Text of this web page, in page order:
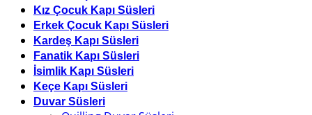
Kız Çocuk Kapı Süsleri
Erkek Çocuk Kapı Süsleri
Kardeş Kapı Süsleri
Fanatik Kapı Süsleri
İsimlik Kapı Süsleri
Keçe Kapı Süsleri
Duvar Süsleri